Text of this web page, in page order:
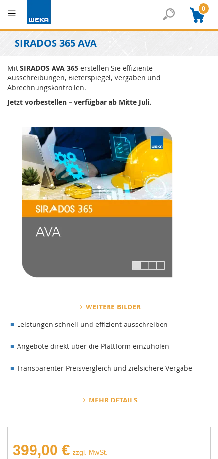
0
SIRADOS 365 AVA
Mit SIRADOS AVA 365 erstellen Sie effiziente
Ausschreibungen, Bieterspiegel, Vergaben und
Abrechnungskontrollen.
Jetzt vorbestellen – verfügbar ab Mitte Juli.
images
gallery
beginning
images
gallery
> WEITERE BILDER
Leistungen schnell und effizient ausschreiben
Angebote direkt über die Plattform einzuholen
Transparenter Preisvergleich und zielsichere Vergabe
> MEHR DETAILS
399,00 € zzgl. MwSt.